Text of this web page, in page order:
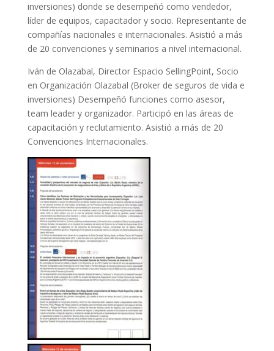
inversiones) donde se desempeñó como vendedor,
líder de equipos, capacitador y socio. Representante de
compañías nacionales e internacionales. Asistió a más
de 20 convenciones y seminarios a nivel internacional.
Iván de Olazabal, Director Espacio SellingPoint, Socio
en Organización Olazabal (Broker de seguros de vida e
inversiones) Desempeñó funciones como asesor,
team leader y organizador. Participó en las áreas de
capacitación y reclutamiento. Asistió a más de 20
Convenciones Internacionales.